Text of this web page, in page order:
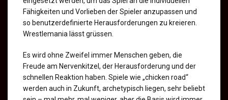
Fähigkeiten und Vorlieben der Spieler anzupassen und
so benutzerdefinierte Herausforderungen zu kreieren.
Wrestlemania lässt grüssen.
Es wird ohne Zweifel immer Menschen geben, die
Freude am Nervenkitzel, der Herausforderung und der
schnellen Reaktion haben. Spiele wie „chicken road“
werden auch in Zukunft, archetypisch liegen, sehr beliebt